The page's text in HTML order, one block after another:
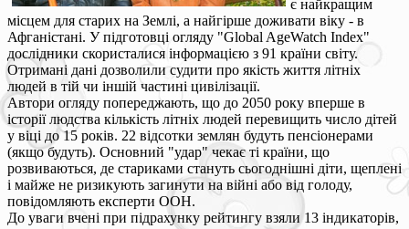
є найкращим
місцем для старих на Землі, а найгірше доживати віку - в
Афганістані. У підготовці огляду "Global AgeWatch Index"
дослідники скористалися інформацією з 91 країни світу.
Отримані дані дозволили судити про якість життя літніх
людей в тій чи іншій частині цивілізації.
Автори огляду попереджають, що до 2050 року вперше в
історії людства кількість літніх людей перевищить число дітей
у віці до 15 років. 22 відсотки землян будуть пенсіонерами
(якщо будуть). Основний "удар" чекає ті країни, що
розвиваються, де стариками стануть сьогоднішні діти, щеплені
і майже не ризикують загинути на війні або від голоду,
повідомляють експерти ООН.
До уваги вчені при підрахунку рейтингу взяли 13 індикаторів,